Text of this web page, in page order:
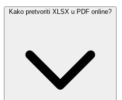
Kako pretvoriti XLSX u PDF online?